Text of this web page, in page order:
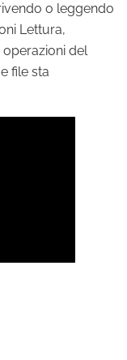
o leggendo
Lettura,
del
file sta